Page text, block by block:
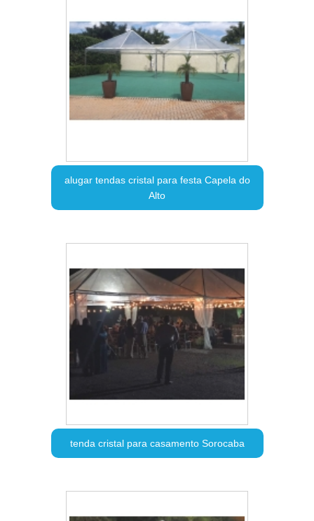
alugar tendas cristal para festa Capela do
Alto
tenda cristal para casamento Sorocaba